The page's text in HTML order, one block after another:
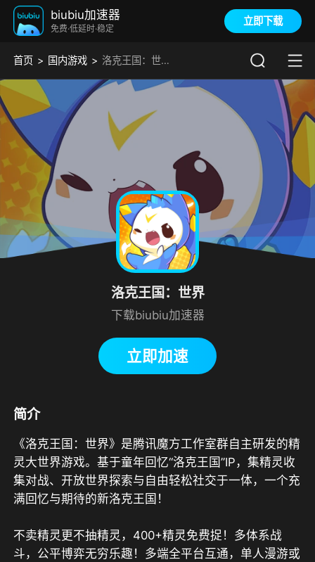
biubiu加速器
免费·低延时·稳定
立即下载
首页 国内游戏 洛克王国：世界加速器
洛克王国：世界
下载biubiu加速器
立即加速
简介
《洛克王国：世界》是腾讯魔方工作室群自主研发的精
灵大世界游戏。基于童年回忆“洛克王国”IP，集精灵收
集对战、开放世界探索与自由轻松社交于一体，一个充
满回忆与期待的新洛克王国！
不卖精灵更不抽精灵，400+精灵免费捉！多体系战
斗，公平博弈无穷乐趣！多端全平台互通，单人漫游或